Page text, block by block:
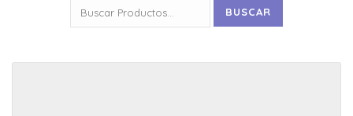
por:
BUSCAR